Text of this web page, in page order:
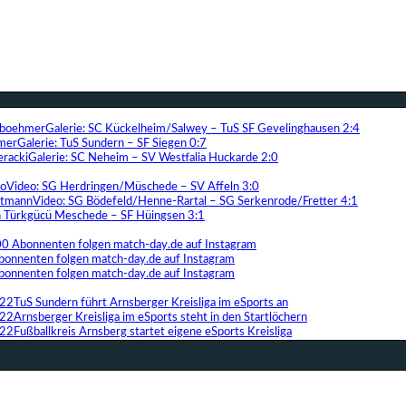
Galerie: SC Kückelheim/Salwey – TuS SF Gevelinghausen 2:4
Galerie: TuS Sundern – SF Siegen 0:7
Galerie: SC Neheim – SV Westfalia Huckarde 2:0
Video: SG Herdringen/Müschede – SV Affeln 3:0
Video: SG Bödefeld/Henne-Rartal – SG Serkenrode/Fretter 4:1
Türkgücü Meschede – SF Hüingsen 3:1
Abonnenten folgen match-day.de auf Instagram
folgen match-day.de auf Instagram
folgen match-day.de auf Instagram
TuS Sundern führt Arnsberger Kreisliga im eSports an
Arnsberger Kreisliga im eSports steht in den Startlöchern
Fußballkreis Arnsberg startet eigene eSports Kreisliga